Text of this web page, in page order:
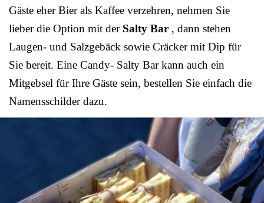
Gäste eher Bier als Kaffee verzehren, nehmen Sie
lieber die Option mit derSalty Bar , dann stehen
Laugen- und Salzgebäck sowie Cräcker mit Dip für
Sie bereit. Eine Candy- Salty Bar kann auch ein
Mitgebsel für Ihre Gäste sein, bestellen Sie einfach die
Namensschilder dazu.